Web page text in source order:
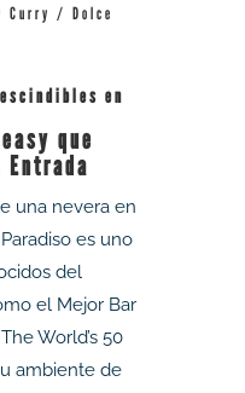
Curry / Dolce
en
que
Entrada
una nevera en
es uno
del
el Mejor Bar
World’s 50
ambiente de